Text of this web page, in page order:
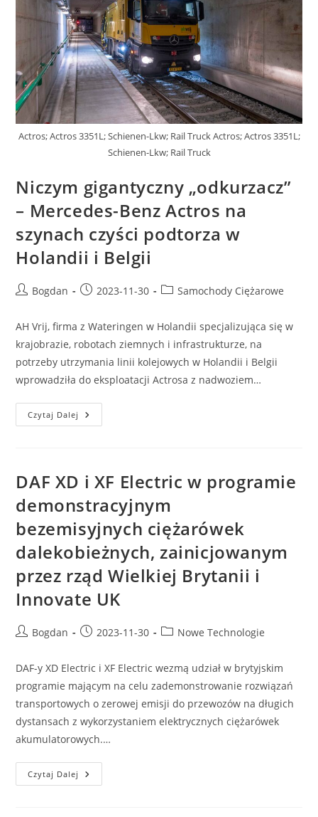
Actros; Actros 3351L; Schienen-Lkw; Rail Truck Actros; Actros 3351L;
Schienen-Lkw; Rail Truck
Niczym gigantyczny „odkurzacz”
– Mercedes-Benz Actros na
szynach czyści podtorza w
Holandii i Belgii
PostBogdan
Post2023-11-30
PostSamochody Ciężarowe
AH Vrij, firma z Wateringen w Holandii specjalizująca się w
krajobrazie, robotach ziemnych i infrastrukturze, na
potrzeby utrzymania linii kolejowych w Holandii i Belgii
wprowadziła do eksploatacji Actrosa z nadwoziem…
Czytaj Dalej Niczym
Gigantyczny
Actros
Czyści
Podtorza
W
Holandii
Belgii
DAF XD i XF Electric w programie
demonstracyjnym
bezemisyjnych ciężarówek
dalekobieżnych, zainicjowanym
przez rząd Wielkiej Brytanii i
Innovate UK
PostBogdan
Post2023-11-30
PostNowe Technologie
DAF-y XD Electric i XF Electric wezmą udział w brytyjskim
programie mającym na celu zademonstrowanie rozwiązań
transportowych o zerowej emisji do przewozów na długich
dystansach z wykorzystaniem elektrycznych ciężarówek
akumulatorowych.…
Czytaj Dalej DAF
XD